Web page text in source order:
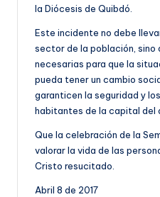
la Diócesis de Quibdó.
Este incidente no debe
sector de la población, sino
necesarias para que la
pueda tener un cambio
garanticen la seguridad y
habitantes de la capital del
Que la celebración de la
valorar la vida de las
Cristo resucitado.
Abril 8 de 2017